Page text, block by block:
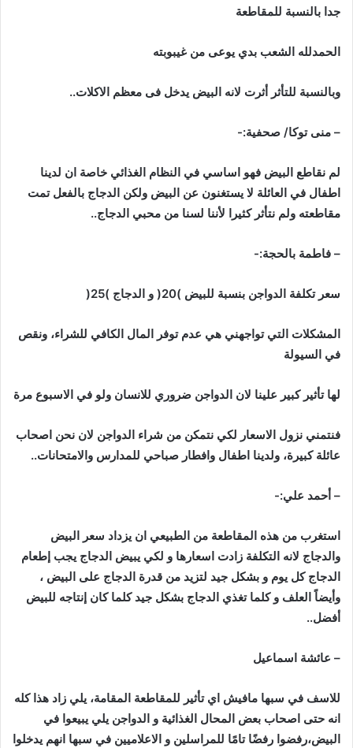
جدا بالنسبة للمقاطعة
الحمدلله الشعب بدي يوعى من غيبوبته
وبالنسبة للتأثر أثرت لانه البيض يدخل فى معظم الاكلات..
– منى توكا/ صحفية:-
لم نقاطع البيض فهو اساسي في النظام الغذائي خاصة ان لدينا
اطفال في العائلة لا يستغنون عن البيض ولكن الدجاج بالفعل تمت
مقاطعته ولم نتأثر كثيرا لأننا لسنا من محبي الدجاج..
– فاطمة بالحجة:-
سعر تكلفة الدواجن بنسبة للبيض )
20
( و الدجاج )
25
(
المشكلات التي تواجهني هي عدم توفر المال الكافي للشراء، ونقص
في السيولة
لها تأثير كبير علينا لان الدواجن ضروري للانسان ولو في الاسبوع مرة
فنتمني نزول الاسعار لكي نتمكن من شراء الدواجن لان نحن اصحاب
عائلة كبيرة، ولدينا اطفال وافطار صباحي للمدارس والامتحانات..
– أحمد علي:-
استغرب من هذه المقاطعة من الطبيعي ان يزداد سعر
البيض
والدجاج لانه التكلفة زادت اسعارها و لكي يبيض الدجاج يجب إطعام
الدجاج كل يوم و بشكل جيد لتزيد من قدرة الدجاج على البيض ،
وأيضاً العلف و كلما تغذي الدجاج بشكل جيد كلما كان إنتاجه للبيض
أفضل..
– عائشة اسماعيل
للاسف في سبها مافيش اي تأثير للمقاطعة المقامة، يلي زاد هذا كله
انه حتى اصحاب بعض المحال الغذائية و الدواجن يلي يبيعوا في
البيض،رفضوا رفضًا تامًا للمراسلين و الاعلاميين في سبها انهم يدخلوا